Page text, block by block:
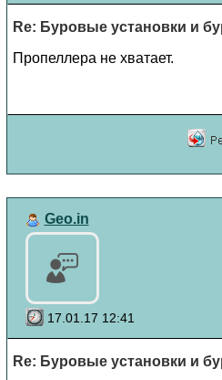
Re: Буровые установки и
Пропеллера не хватает.
Geo.in
17.01.17 12:41
Re: Буровые установки и